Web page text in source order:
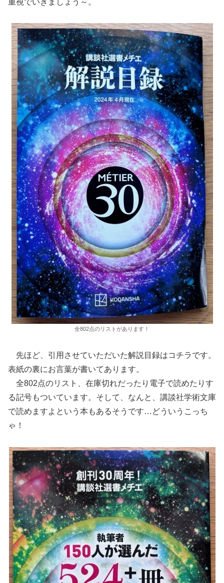
全802点のリストがあります！
先ほど、引用させていただいた解説目録はコチラです。
表紙の裏にお言葉が書いてあります。
全802点のリスト、在庫切れだったり電子で読めたりす
る記号もついています。そして、なんと、講談社学術文庫
で読めますよという本もあるそうです…どういうこっち
ゃ！